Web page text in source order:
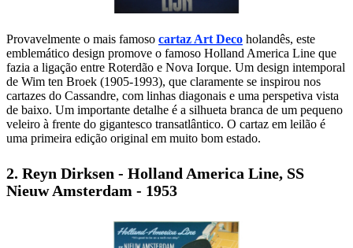
Provavelmente o mais famoso cartaz Art Deco holandês, este
emblemático design promove o famoso Holland America Line que
fazia a ligação entre Roterdão e Nova Iorque. Um design intemporal
de Wim ten Broek (1905-1993), que claramente se inspirou nos
cartazes do Cassandre, com linhas diagonais e uma perspetiva vista
de baixo. Um importante detalhe é a silhueta branca de um pequeno
veleiro à frente do gigantesco transatlântico. O cartaz em leilão é
uma primeira edição original em muito bom estado.
2. Reyn Dirksen - Holland America Line, SS
Nieuw Amsterdam - 1953